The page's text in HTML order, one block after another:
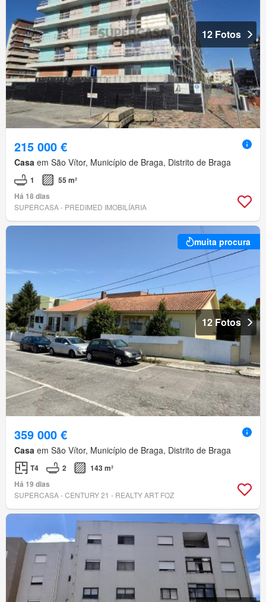
12 Fotos
215 000 €
Casa em São Vítor, Município de Braga, Distrito de Braga
1
55 m²
Há 18 dias
SUPERCASA - PREDIMED IMOBILÍARIA
muita procura
12 Fotos
359 000 €
Casa em São Vítor, Município de Braga, Distrito de Braga
T4 2
143 m²
Há 19 dias
SUPERCASA - CENTURY 21 - REALTY ART FOZ